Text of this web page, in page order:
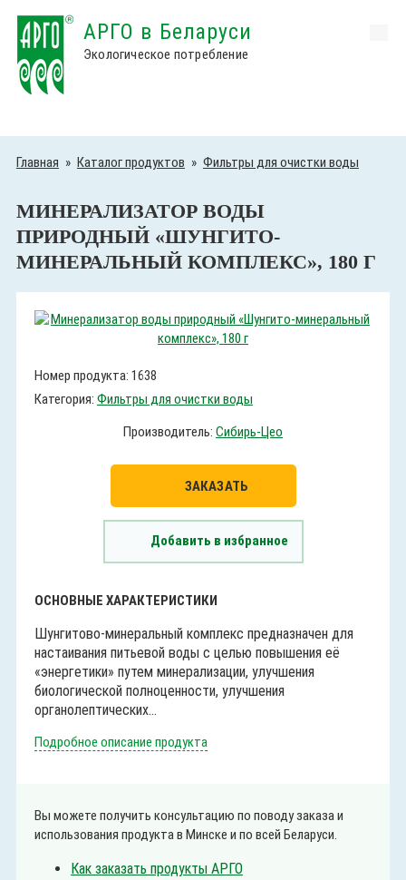
АРГО в Беларуси
Экологическое потребление
Главная » Каталог продуктов » Фильтры для очистки воды
МИНЕРАЛИЗАТОР ВОДЫ
ПРИРОДНЫЙ «ШУНГИТО-
МИНЕРАЛЬНЫЙ КОМПЛЕКС», 180 Г
Номер продукта: 1638
Категория: Фильтры для очистки воды
Производитель: Сибирь-Цео
ЗАКАЗАТЬ
Добавить в избранное
ОСНОВНЫЕ ХАРАКТЕРИСТИКИ
Шунгитово-минеральный комплекс предназначен для
настаивания питьевой воды с целью повышения её
«энергетики» путем минерализации, улучшения
биологической полноценности, улучшения
органолептических...
Подробное описание продукта
Вы можете получить консультацию по поводу заказа и
использования продукта в Минске и по всей Беларуси.
Как заказать продукты АРГО